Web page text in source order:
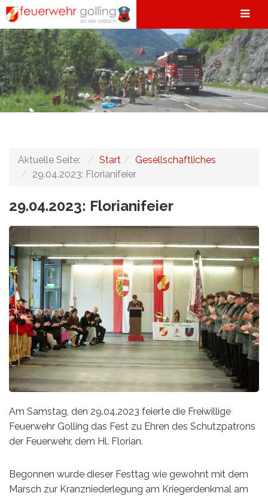
Aktuelle Seite: Start
Gesellschaftliches
29.04.2023: Florianifeier
29.04.2023: Florianifeier
Am Samstag, den 29.04.2023 feierte die Freiwillige
Feuerwehr Golling das Fest zu Ehren des Schutzpatrons
der Feuerwehr, dem Hl. Florian.
Begonnen wurde dieser Festtag wie gewohnt mit dem
Marsch zur Kranzniederlegung am Kriegerdenkmal am